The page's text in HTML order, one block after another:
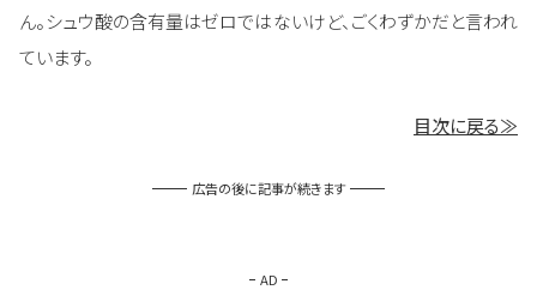
ん。シュウ酸の含有量はゼロではないけど、ごくわずかだと言われ
ています。
目次に戻る≫
広告の後に記事が続きます
AD